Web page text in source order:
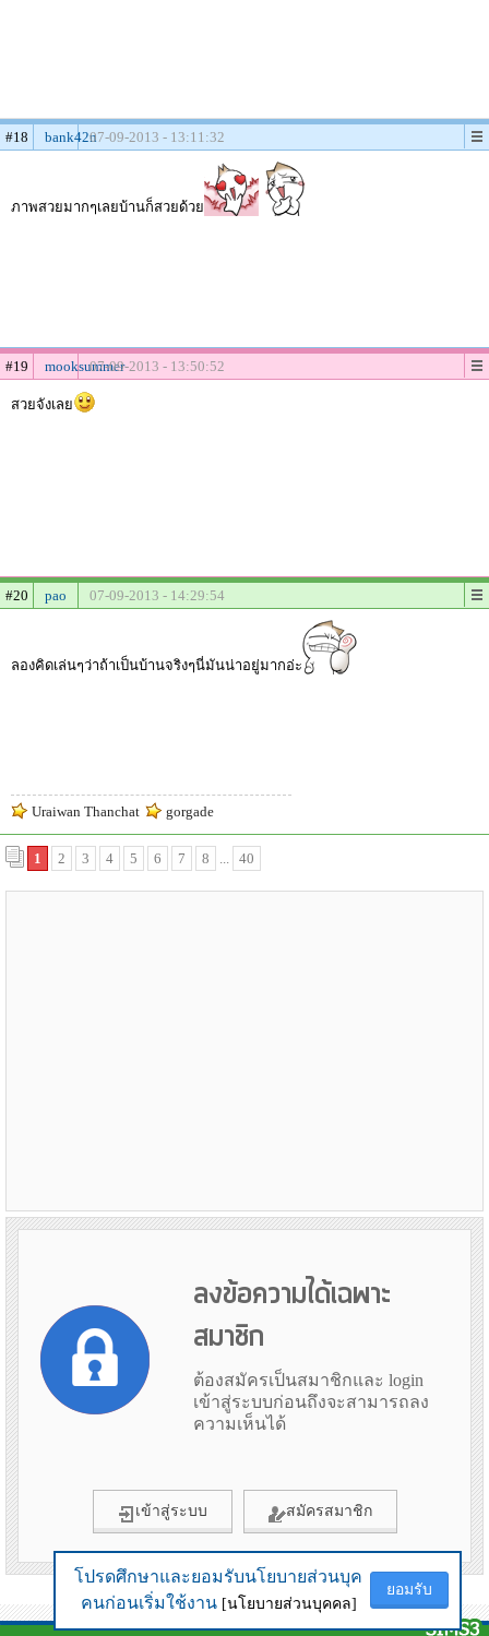
#18 bank42n07-09-2013 - 13:11:32
ภาพสวยมากๆเลยบ้านก็สวยด้วย
#19 mooksummer07-09-2013 - 13:50:52
สวยจังเลย
#20 pao 07-09-2013 - 14:29:54
ลองคิดเล่นๆว่าถ้าเป็นบ้านจริงๆนี่มันน่าอยู่มากอ่ะ
Uraiwan Thanchat gorgade
1 2 3 4 5 6 7 8 ... 40
ลงข้อความได้เฉพาะ
สมาชิก
ต้องสมัครเป็นสมาชิกและ login
เข้าสู่ระบบก่อนถึงจะสามารถลง
ความเห็นได้
เข้าสู่ระบบ สมัครสมาชิก
ข้อมูลเมื่อ 10th August 2026 16:34
โปรดศึกษาและยอมรับนโยบายส่วนบุค
คนก่อนเริ่มใช้งาน [นโยบายส่วนบุคคล]
ยอมรับ